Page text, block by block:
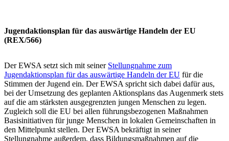
Jugendaktionsplan für das auswärtige Handeln der EU
(REX/566)
Der EWSA setzt sich mit seiner Stellungnahme zum
Jugendaktionsplan für das auswärtige Handeln der EU für die
Stimmen der Jugend ein. Der EWSA spricht sich dabei dafür aus,
bei der Umsetzung des geplanten Aktionsplans das Augenmerk stets
auf die am stärksten ausgegrenzten jungen Menschen zu legen.
Zugleich soll die EU bei allen führungsbezogenen Maßnahmen
Basisinitiativen für junge Menschen in lokalen Gemeinschaften in
den Mittelpunkt stellen. Der EWSA bekräftigt in seiner
Stellungnahme außerdem, dass Bildungsmaßnahmen auf die